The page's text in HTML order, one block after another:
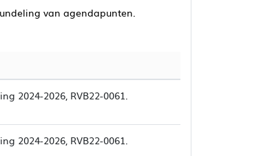
van agendapunten.
2024-2026, RVB22-0061.
2024-2026, RVB22-0061.